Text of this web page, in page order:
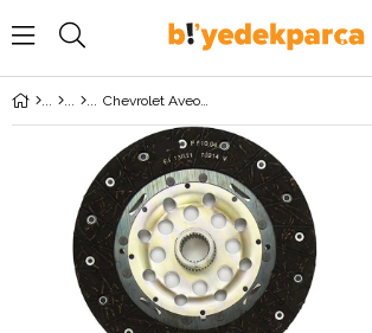
Chevrolet Aveo 1.2 16 Valf (2009-2011) Debriyaj Seti MAPA